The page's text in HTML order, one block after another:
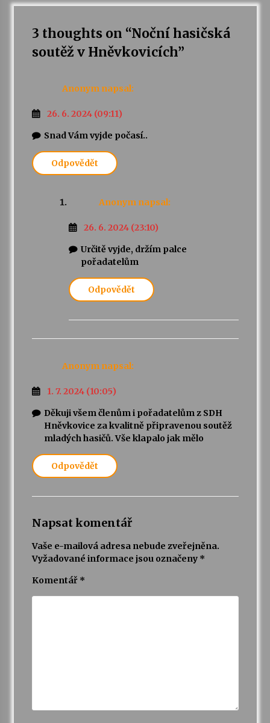
3 thoughts on “Noční hasičská
soutěž v Hněvkovicích”
Anonym napsal:
26. 6. 2024 (09:11)
Snad Vám vyjde počasí..
Odpovědět
Anonym napsal:
26. 6. 2024 (23:10)
Určitě vyjde, držím palce
pořadatelům
Odpovědět
Anonym napsal:
1. 7. 2024 (10:05)
Děkuji všem členům i pořadatelům z SDH
Hněvkovice za kvalitně připravenou soutěž
mladých hasičů. Vše klapalo jak mělo
Odpovědět
Napsat komentář
Vaše e-mailová adresa nebude zveřejněna.
Vyžadované informace jsou označeny *
Komentář *